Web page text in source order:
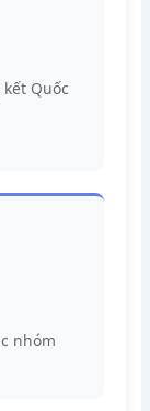
Quốc
nhóm